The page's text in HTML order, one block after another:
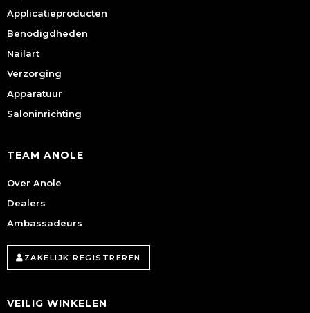
Applicatieproducten
Benodigdheden
Nailart
Verzorging
Apparatuur
Saloninrichting
TEAM ANOLE
Over Anole
Dealers
Ambassadeurs
ZAKELIJK REGISTREREN
VEILIG WINKELEN